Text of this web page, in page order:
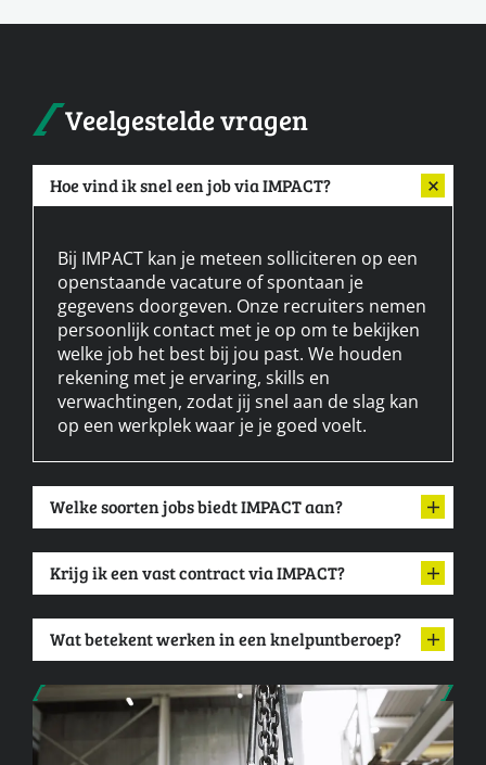
Veelgestelde vragen
Hoe vind ik snel een job via IMPACT?
Bij IMPACT kan je meteen solliciteren op een
openstaande vacature of spontaan je
gegevens doorgeven. Onze recruiters nemen
persoonlijk contact met je op om te bekijken
welke job het best bij jou past. We houden
rekening met je ervaring, skills en
verwachtingen, zodat jij snel aan de slag kan
op een werkplek waar je je goed voelt.
Welke soorten jobs biedt IMPACT aan?
Krijg ik een vast contract via IMPACT?
Wat betekent werken in een knelpuntberoep?